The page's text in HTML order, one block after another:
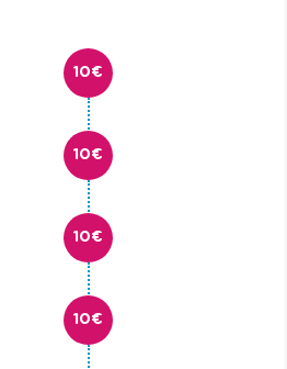
10€
10€
10€
10€